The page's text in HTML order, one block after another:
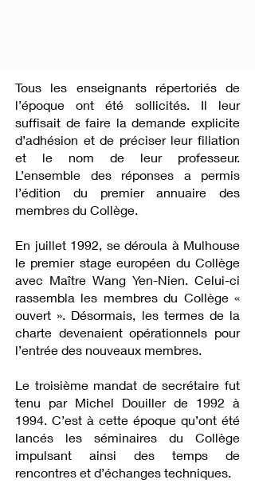
Tous les enseignants répertoriés de
l’époque ont été sollicités. Il leur
suffisait de faire la demande explicite
d’adhésion et de préciser leur filiation
et le nom de leur professeur.
L’ensemble des réponses a permis
l’édition du premier annuaire des
membres du Collège.
En juillet 1992, se déroula à Mulhouse
le premier stage européen du Collège
avec Maître Wang Yen-Nien. Celui-ci
rassembla les membres du Collège «
ouvert ». Désormais, les termes de la
charte devenaient opérationnels pour
l’entrée des nouveaux membres.
Le troisième mandat de secrétaire fut
tenu par Michel Douiller de 1992 à
1994. C’est à cette époque qu’ont été
lancés les séminaires du Collège
impulsant ainsi des temps de
rencontres et d’échanges techniques.